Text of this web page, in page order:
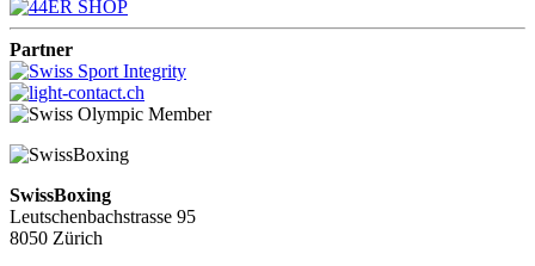
Partner
SwissBoxing
Leutschenbachstrasse 95
8050 Zürich